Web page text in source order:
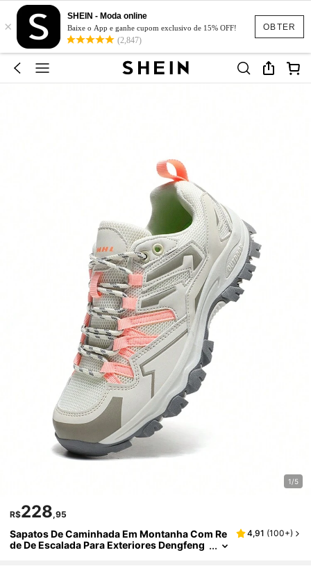
OBTER
×
SHEIN - Moda online
Baixe o App e ganhe cupom exclusivo de 15% OFF!
(2,847)
1/5
R$228,95
Sapatos De Caminhada Em Montanha Com Re
de De Escalada Para Exteriores Dengfeng
4,91 (100+)